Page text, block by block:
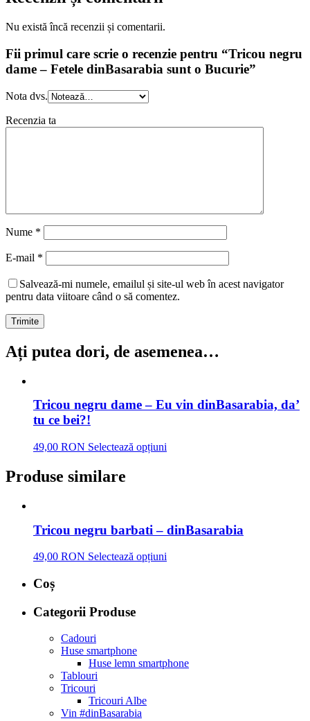
Nu există încă recenzii și comentarii.
Fii primul care scrie o recenzie pentru “Tricou negru
dame – Fetele dinBasarabia sunt o Bucurie”
Nota dvs.
Recenzia ta
Nume *
E-mail *
Salvează-mi numele, emailul și site-ul web în acest navigator
pentru data viitoare când o să comentez.
Ați putea dori, de asemenea…
Tricou negru dame – Eu vin dinBasarabia, da’
tu ce bei?!
49,00 RON Selectează opțiuni
Produse similare
Tricou negru barbati – dinBasarabia
49,00 RON Selectează opțiuni
Coș
Categorii Produse
Cadouri
Huse smartphone
Huse lemn smartphone
Tablouri
Tricouri
Tricouri Albe
Vin #dinBasarabia